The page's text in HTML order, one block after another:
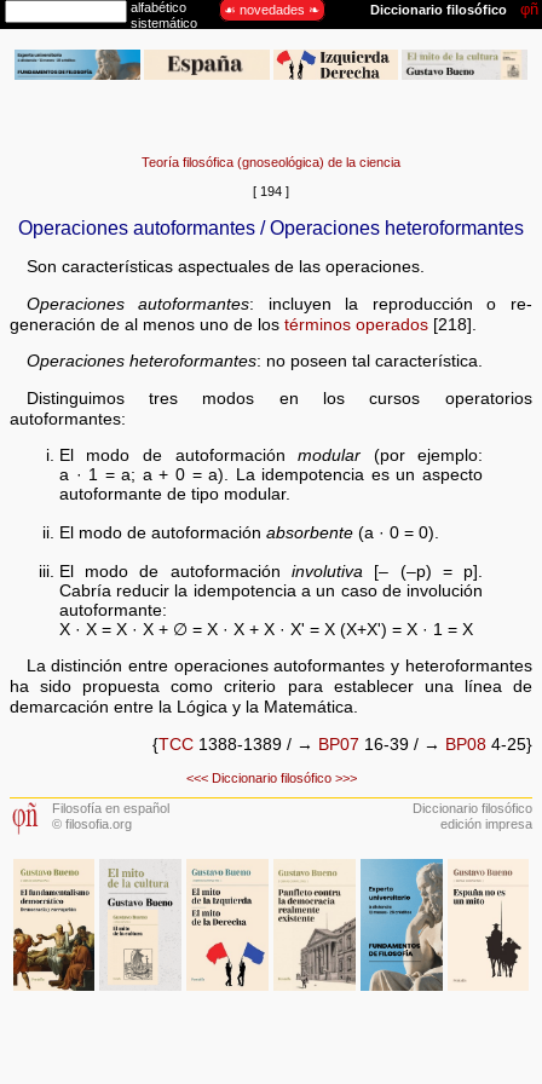
Teoría filosófica (gnoseológica) de la ciencia
[ 194 ]
Operaciones autoformantes / Operaciones heteroformantes
Son características aspectuales de las operaciones.
Operaciones autoformantes: incluyen la reproducción o re-
generación de al menos uno de lostérminos operados [218].
Operaciones heteroformantes: no poseen tal característica.
Distinguimos tres modos en los cursos operatorios
autoformantes:
El modo de autoformaciónmodular (por ejemplo:
a · 1 = a; a + 0 = a). La idempotencia es un aspecto
autoformante de tipo modular.
El modo de autoformación absorbente(a · 0 = 0).
El modo de autoformación involutiva [– (–p) = p].
Cabría reducir la idempotencia a un caso de involución
autoformante:
X · X = X · X + ∅ = X · X + X · X' = X (X+X') = X · 1 = X
La distinción entre operaciones autoformantes y heteroformantes
ha sido propuesta como criterio para establecer una línea de
demarcación entre la Lógica y la Matemática.
{TCC1388-1389 / → BP07 16-39 / → BP084-25}
<<< Diccionario filosófico >>>
Filosofía en español
© filosofia.org
Diccionario filosófico
edición impresa